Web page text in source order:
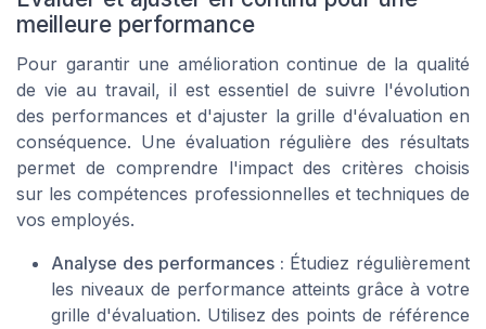
meilleure performance
Pour garantir une amélioration continue de la qualité
de vie au travail, il est essentiel de suivre l'évolution
des performances et d'ajuster la grille d'évaluation en
conséquence. Une évaluation régulière des résultats
permet de comprendre l'impact des critères choisis
sur les compétences professionnelles et techniques de
vos employés.
Analyse des performances : Étudiez régulièrement
les niveaux de performance atteints grâce à votre
grille d'évaluation. Utilisez des points de référence